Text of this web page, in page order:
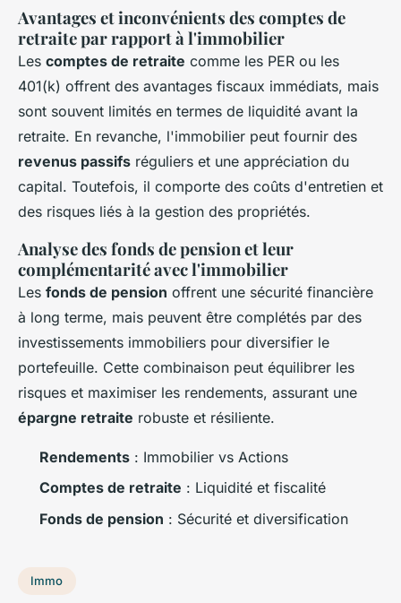
Avantages et inconvénients des comptes de
retraite par rapport à l'immobilier
Les comptes de retraite comme les PER ou les
401(k) offrent des avantages fiscaux immédiats, mais
sont souvent limités en termes de liquidité avant la
retraite. En revanche, l'immobilier peut fournir des
revenus passifs réguliers et une appréciation du
capital. Toutefois, il comporte des coûts d'entretien et
des risques liés à la gestion des propriétés.
Analyse des fonds de pension et leur
complémentarité avec l'immobilier
Les fonds de pension offrent une sécurité financière
à long terme, mais peuvent être complétés par des
investissements immobiliers pour diversifier le
portefeuille. Cette combinaison peut équilibrer les
risques et maximiser les rendements, assurant une
épargne retraite robuste et résiliente.
Rendements : Immobilier vs Actions
Comptes de retraite : Liquidité et fiscalité
Fonds de pension : Sécurité et diversification
Immo